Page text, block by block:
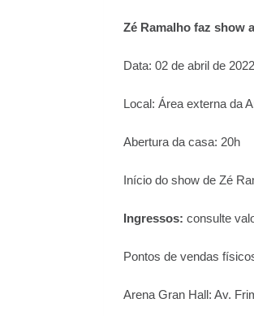
Zé Ramalhofaz show
Data: 02 de abril de
Local: Área externa da
Abertura da casa: 20h
Início do show de Zé
Ingressos: consulte
Pontos de vendas
Arena Gran Hall: Av.